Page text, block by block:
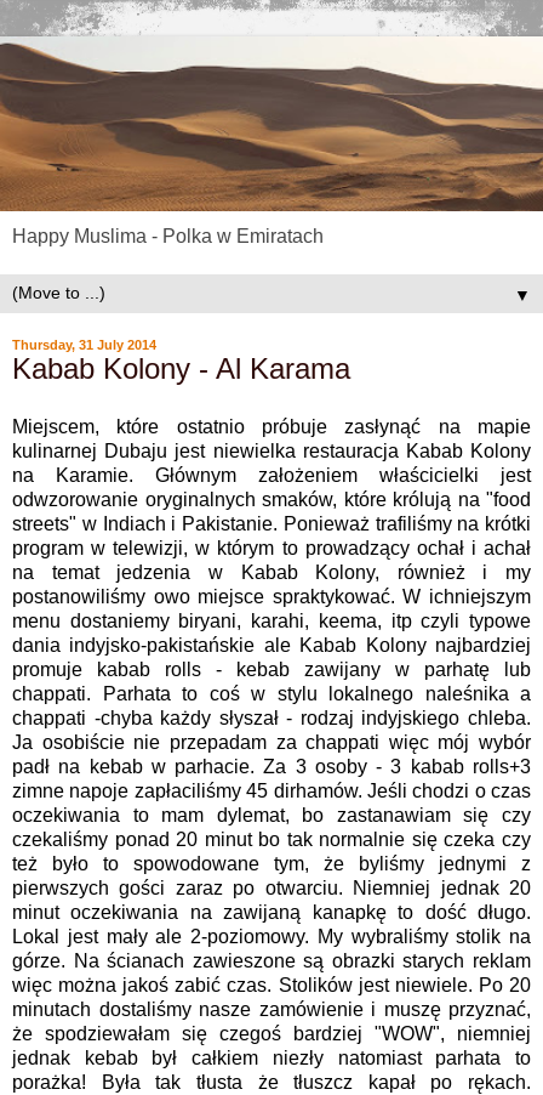
Happy Muslima - Polka w Emiratach
▼
Thursday, 31 July 2014
Kabab Kolony - Al Karama
Miejscem, które ostatnio próbuje zasłynąć na mapie
kulinarnej Dubaju jest niewielka restauracja Kabab Kolony
na Karamie. Głównym założeniem właścicielki jest
odwzorowanie oryginalnych smaków, które królują na "food
streets" w Indiach i Pakistanie. Ponieważ trafiliśmy na krótki
program w telewizji, w którym to prowadzący ochał i achał
na temat jedzenia w Kabab Kolony, również i my
postanowiliśmy owo miejsce spraktykować. W ichniejszym
menu dostaniemy biryani, karahi, keema, itp czyli typowe
dania indyjsko-pakistańskie ale Kabab Kolony najbardziej
promuje kabab rolls - kebab zawijany w parhatę lub
chappati. Parhata to coś w stylu lokalnego naleśnika a
chappati -chyba każdy słyszał - rodzaj indyjskiego chleba.
Ja osobiście nie przepadam za chappati więc mój wybór
padł na kebab w parhacie. Za 3 osoby - 3 kabab rolls+3
zimne napoje zapłaciliśmy 45 dirhamów. Jeśli chodzi o czas
oczekiwania to mam dylemat, bo zastanawiam się czy
czekaliśmy ponad 20 minut bo tak normalnie się czeka czy
też było to spowodowane tym, że byliśmy jednymi z
pierwszych gości zaraz po otwarciu. Niemniej jednak 20
minut oczekiwania na zawijaną kanapkę to dość długo.
Lokal jest mały ale 2-poziomowy. My wybraliśmy stolik na
górze. Na ścianach zawieszone są obrazki starych reklam
więc można jakoś zabić czas. Stolików jest niewiele. Po 20
minutach dostaliśmy nasze zamówienie i muszę przyznać,
że spodziewałam się czegoś bardziej "WOW", niemniej
jednak kebab był całkiem niezły natomiast parhata to
porażka! Była tak tłusta że tłuszcz kapał po rękach.